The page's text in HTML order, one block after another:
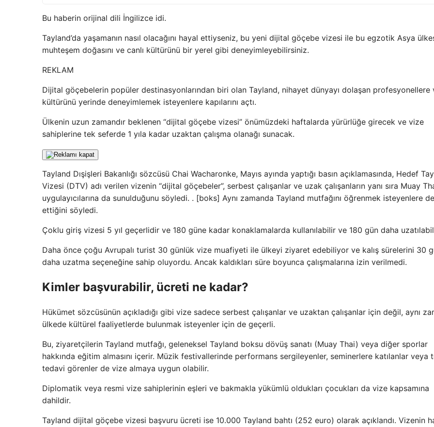
Bu haberin orijinal dili İngilizce idi.
Tayland’da yaşamanın nasıl olacağını hayal ettiyseniz, bu yeni dijital göçebe vizesi ile bu egzotik Asya
muhteşem doğasını ve canlı kültürünü bir yerel gibi deneyimleyebilirsiniz.
REKLAM
Dijital göçebelerin popüler destinasyonlarından biri olan Tayland, nihayet dünyayı dolaşan profesyonellere
kültürünü yerinde deneyimlemek isteyenlere kapılarını açtı.
Ülkenin uzun zamandır beklenen “dijital göçebe vizesi” önümüzdeki haftalarda yürürlüğe girecek ve vize
sahiplerine tek seferde 1 yıla kadar uzaktan çalışma olanağı sunacak.
Tayland Dışişleri Bakanlığı sözcüsü Chai Wacharonke, Mayıs ayında yaptığı basın açıklamasında, Hedef
Vizesi (DTV) adı verilen vizenin “dijital göçebeler”, serbest çalışanlar ve uzak çalışanların yanı sıra Muay
uygulayıcılarına da sunulduğunu söyledi. . [boks] Aynı zamanda Tayland mutfağını öğrenmek isteyenlere
ettiğini söyledi.
Çoklu giriş vizesi 5 yıl geçerlidir ve 180 güne kadar konaklamalarda kullanılabilir ve 180 gün daha
Daha önce çoğu Avrupalı ​​turist 30 günlük vize muafiyeti ile ülkeyi ziyaret edebiliyor ve kalış sürelerini 30
daha uzatma seçeneğine sahip oluyordu. Ancak kaldıkları süre boyunca çalışmalarına izin verilmedi.
Kimler başvurabilir, ücreti ne kadar?
Hükümet sözcüsünün açıkladığı gibi vize sadece serbest çalışanlar ve uzaktan çalışanlar için değil, aynı
ülkede kültürel faaliyetlerde bulunmak isteyenler için de geçerli.
Bu, ziyaretçilerin Tayland mutfağı, geleneksel Tayland boksu dövüş sanatı (Muay Thai) veya diğer sporlar
hakkında eğitim almasını içerir. Müzik festivallerinde performans sergileyenler, seminerlere katılanlar veya
tedavi görenler de vize almaya uygun olabilir.
Diplomatik veya resmi vize sahiplerinin eşleri ve bakmakla yükümlü oldukları çocukları da vize kapsamına
dahildir.
Tayland dijital göçebe vizesi başvuru ücreti ise 10.000 Tayland bahtı (252 euro) olarak açıklandı. Vizenin